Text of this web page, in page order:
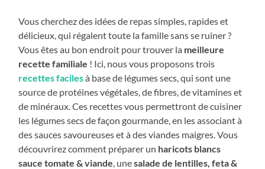
Vous cherchez des idées de repas simples, rapides et
délicieux, qui régalent toute la famille sans se ruiner ?
Vous êtes au bon endroit pour trouver la meilleure
recette familiale ! Ici, nous vous proposons trois
recettes facilesà base de légumes secs, qui sont une
source de protéines végétales, de fibres, de vitamines et
de minéraux. Ces recettes vous permettront de cuisiner
les légumes secs de façon gourmande, en les associant à
des sauces savoureuses et à des viandes maigres. Vous
découvrirez comment préparer un haricots blancs
sauce tomate & viande, unesalade de lentilles, feta &